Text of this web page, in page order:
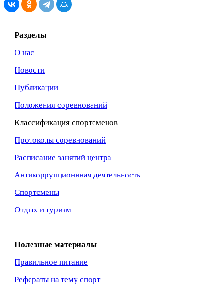
Разделы
О нас
Новости
Публикации
Положения соревнований
Классификация спортсменов
Протоколы соревнований
Расписание занятий центра
Антикоррупционнная деятельность
Спортсмены
Отдых и туризм
Полезные материалы
Правильное питание
Рефераты на тему спорт